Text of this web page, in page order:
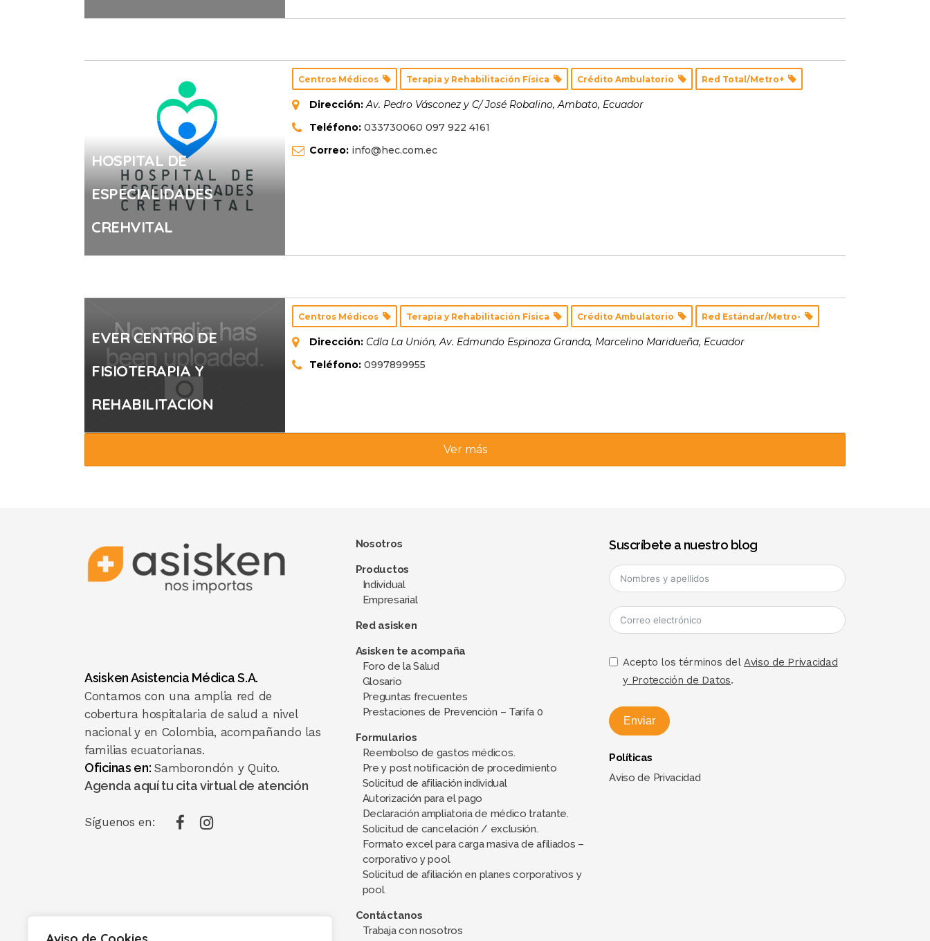
HOSPITAL DE
ESPECIALIDADES
CREHVITAL
Centros Médicos Terapia y Rehabilitación Física Crédito Ambulatorio Red Total/Metro+
Dirección: Av. Pedro Vásconez y C/ José Robalino, Ambato, Ecuador
Teléfono: 033730060 097 922 4161
Correo: info@hec.com.ec
EVER CENTRO DE
FISIOTERAPIA Y
REHABILITACION
Centros Médicos Terapia y Rehabilitación Física Crédito Ambulatorio Red Estándar/Metro-
Dirección: Cdla La Unión, Av. Edmundo Espinoza Granda, Marcelino Maridueña, Ecuador
Teléfono: 0997899955
Ver más
Asisken Asistencia Médica S.A.
Contamos con una amplia red de
cobertura hospitalaria de salud a nivel
nacional y en Colombia, acompañando las
familias ecuatorianas.
Oficinas en: Samborondón y Quito.
Agenda aquí tu cita virtual de atención
Síguenos en:
Nosotros
Productos
Individual
Empresarial
Red asisken
Asisken te acompaña
Foro de la Salud
Glosario
Preguntas frecuentes
Prestaciones de Prevención – Tarifa 0
Formularios
Reembolso de gastos médicos.
Pre y post notificación de procedimiento
Solicitud de afiliación individual
Autorización para el pago
Declaración ampliatoria de médico tratante.
Solicitud de cancelación / exclusión.
Formato excel para carga masiva de afiliados –
corporativo y pool
Solicitud de afiliación en planes corporativos y
pool
Contáctanos
Trabaja con nosotros
Suscríbete a nuestro blog
Acepto los términos delAviso de Privacidad
y Protección de Datos.
Enviar
A
l
Políticas
Aviso de Privacidad